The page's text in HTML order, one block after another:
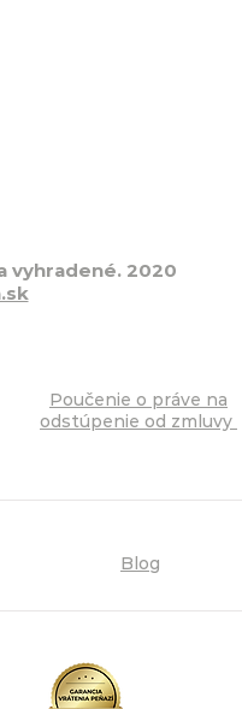
vyhradené. 2020
Poučenie o práve na
odstúpenie od zmluvy
Blog